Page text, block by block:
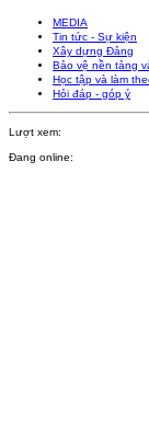
MEDIA
Tin tức - Sự kiện
Xây dựng Đảng
Bảo vệ nền tảng
Học tập và làm
Hỏi đáp - góp ý
Lượt xem:
Đang online: